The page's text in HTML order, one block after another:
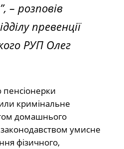
– розповів
превенції
РУП Олег
кримінальне
домашнього
умисне
фізичного,